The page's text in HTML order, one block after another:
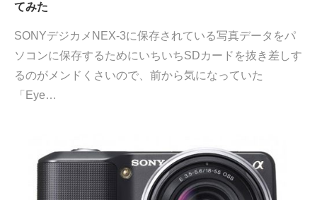
てみた
SONYデジカメNEX-3に保存されている写真データをパ
ソコンに保存するためにいちいちSDカードを抜き差しす
るのがメンドくさいので、前から気になっていた
「Eye…